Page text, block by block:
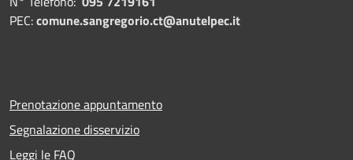
PEC:comune.sangregorio.ct@anutelpec.it
Prenotazione appuntamento
Segnalazione disservizio
Leggi le FAQ